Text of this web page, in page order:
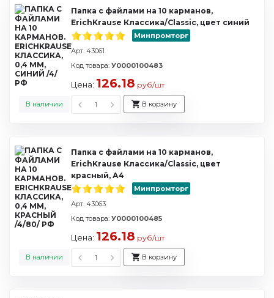
Папка с файлами на 10 карманов,
ErichKrause Классика/Classic, цвет синий
Минпромторг
Арт. 43061
В наличии
Код товара: У0000100483
Цена: 126.18 руб/шт
В корзину
Папка с файлами на 10 карманов,
ErichKrause Классика/Classic, цвет
красный, А4
Минпромторг
Арт. 43063
В наличии
Код товара: У0000100485
Цена: 126.18 руб/шт
В корзину